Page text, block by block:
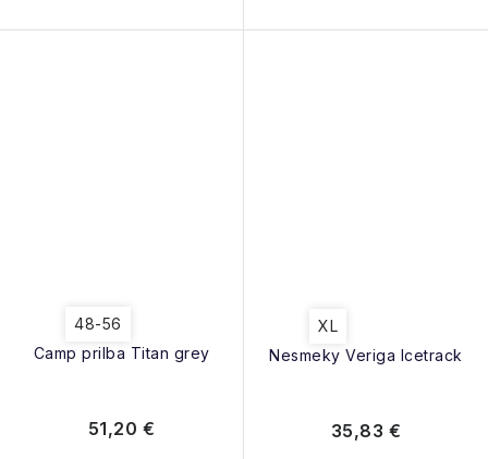
Camp prilba Titan grey
48-56
51,20 €
Nesmeky Veriga Icetrack
XL
35,83 €